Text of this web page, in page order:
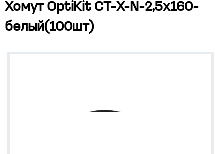
Хомут OptiKit CT-Х-N-2,5х160-
белый(100шт)